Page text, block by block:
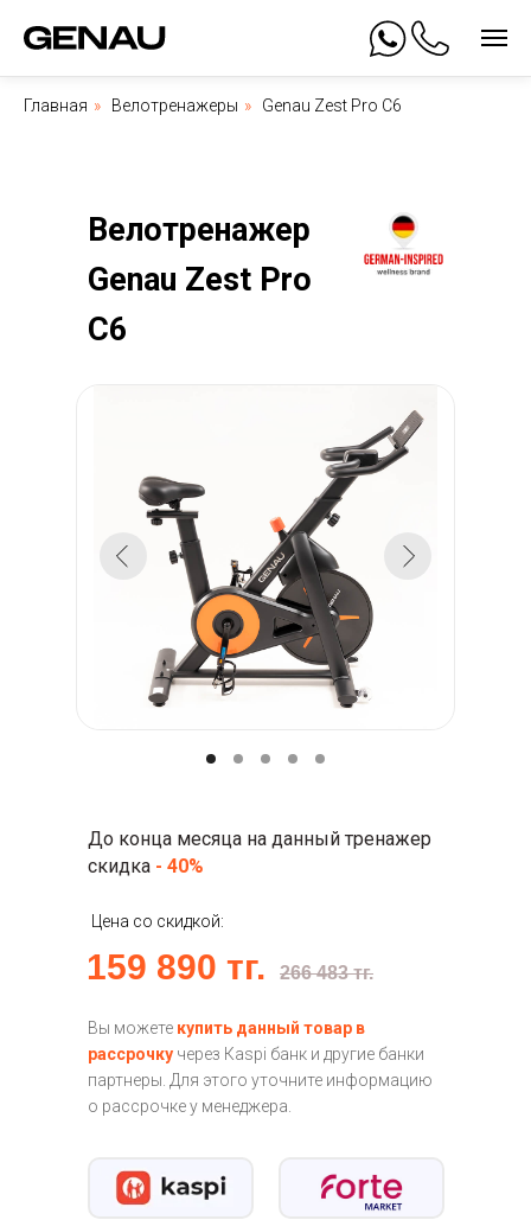
Главная » Велотренажеры » Genau Zest Pro C6
Велотренажер
Genau Zest Pro
C6
Вы можете купить данный товар в
рассрочку через Кaspi банк и другие банки
партнеры. Для этого уточните информацию
о рассрочке у менеджера.
159 890 тг.
Цена со скидкой:
До конца месяца на данный тренажер
скидка - 40%
266 483 тг.